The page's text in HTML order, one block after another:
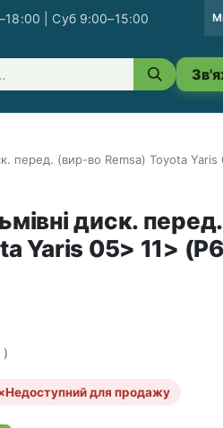
| Суб 9:00–15:00
перед. (вир-во Remsa) Toyota Yaris
диск.
Yaris 05> 11>
)
Недоступний для продажу